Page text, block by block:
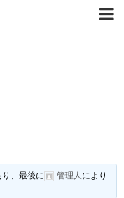
、最後に 管理人 により